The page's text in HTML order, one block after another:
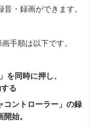
・録画ができます。
手順は以下です。
を同時に押し、
る
コントローラー」の録
始。